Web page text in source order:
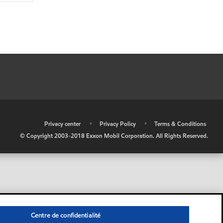
Privacy center • Privacy Policy •
Terms & Conditions
© Copyright 2003-2018 Exxon Mobil Corporation. All Rights Reserved.
Centre de confidentialité